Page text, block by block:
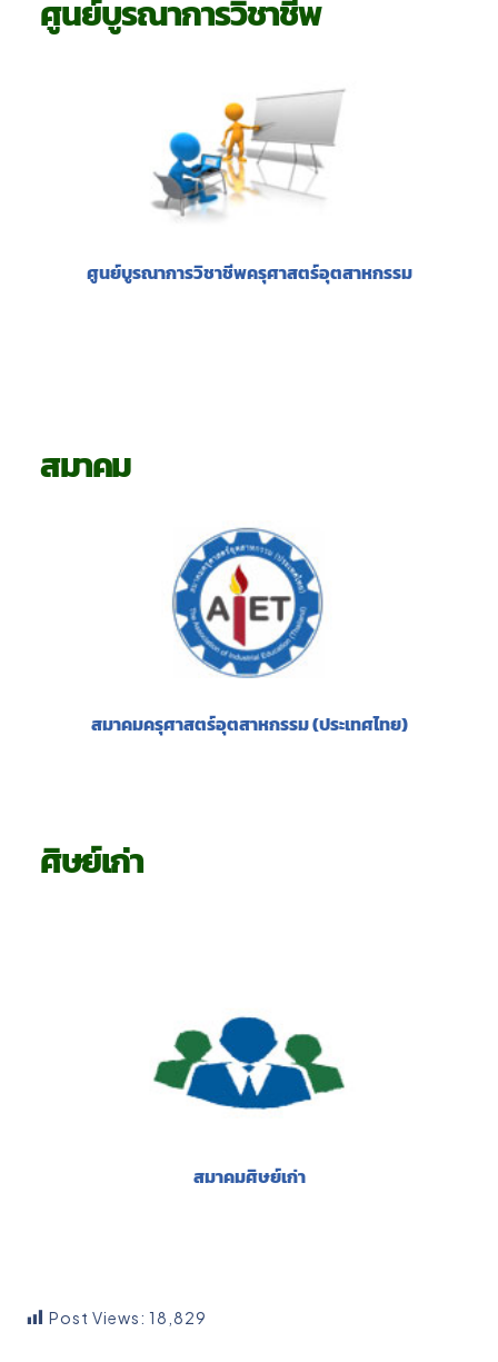
ศูนย์บูรณาการวิชาชีพ
ศูนย์บูรณาการวิชาชีพครุศาสตร์อุตสาหกรรม
สมาคม
สมาคมครุศาสตร์อุตสาหกรรม (ประเทศไทย)
ศิษย์เก่า
สมาคมศิษย์เก่า
Post Views: 18,829